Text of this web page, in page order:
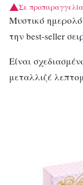
Σε
Μυστικό
την best-seller
Είναι
μεταλλιζέ